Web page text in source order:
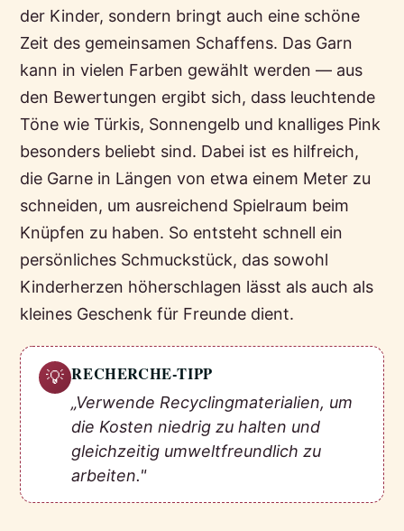
der Kinder, sondern bringt auch eine schöne
Zeit des gemeinsamen Schaffens. Das Garn
kann in vielen Farben gewählt werden — aus
den Bewertungen ergibt sich, dass leuchtende
Töne wie Türkis, Sonnengelb und knalliges Pink
besonders beliebt sind. Dabei ist es hilfreich,
die Garne in Längen von etwa einem Meter zu
schneiden, um ausreichend Spielraum beim
Knüpfen zu haben. So entsteht schnell ein
persönliches Schmuckstück, das sowohl
Kinderherzen höherschlagen lässt als auch als
kleines Geschenk für Freunde dient.
💡 RECHERCHE-TIPP
„Verwende Recyclingmaterialien, um
die Kosten niedrig zu halten und
gleichzeitig umweltfreundlich zu
arbeiten."